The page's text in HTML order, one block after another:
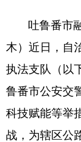
吐鲁番市
木）近日，自
执法支队（以
鲁番市公安交
科技赋能等举
战，为辖区公